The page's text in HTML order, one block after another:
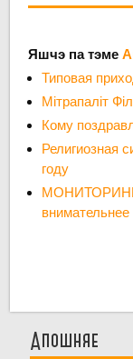
Яшчэ па тэме
Типовая
Мітрапаліт
Кому
Религиозная
году
МОНИТОРИНГ
Апошняе